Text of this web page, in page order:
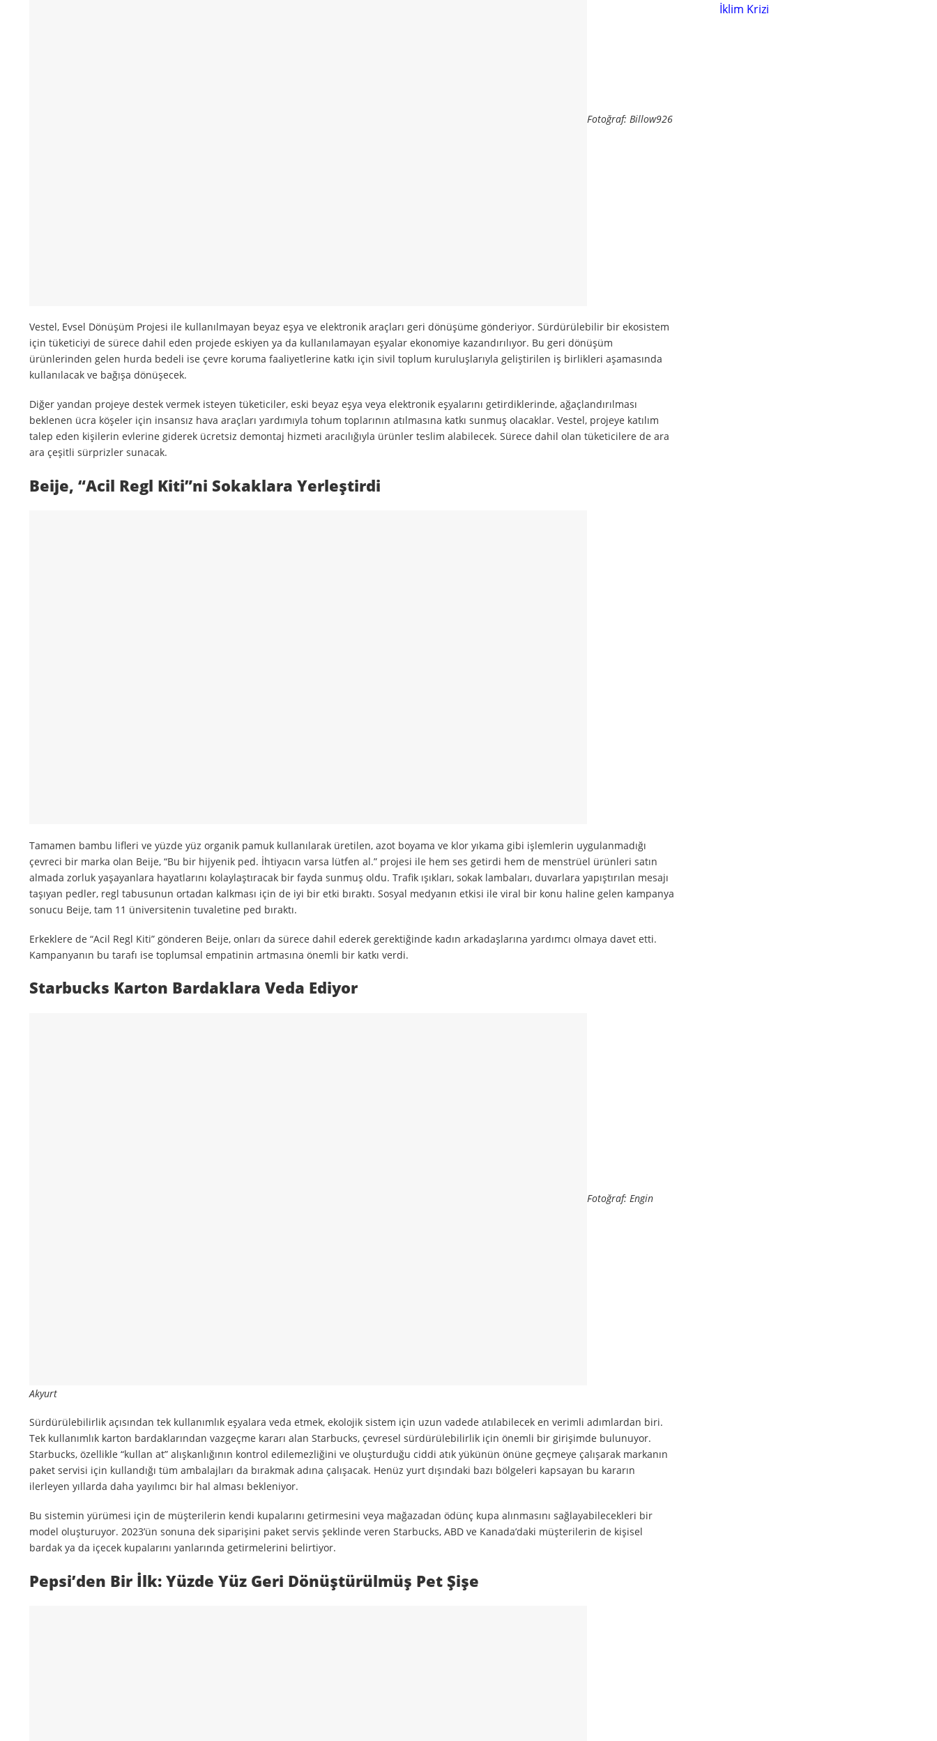
Fotoğraf: Billow926
Vestel, Evsel Dönüşüm Projesi ile kullanılmayan beyaz eşya ve elektronik araçları geri dönüşüme gönderiyor. Sürdürülebilir bir ekosistem
için tüketiciyi de sürece dahil eden projede eskiyen ya da kullanılamayan eşyalar ekonomiye kazandırılıyor. Bu geri dönüşüm
ürünlerinden gelen hurda bedeli ise çevre koruma faaliyetlerine katkı için sivil toplum kuruluşlarıyla geliştirilen iş birlikleri aşamasında
kullanılacak ve bağışa dönüşecek.
Diğer yandan projeye destek vermek isteyen tüketiciler, eski beyaz eşya veya elektronik eşyalarını getirdiklerinde, ağaçlandırılması
beklenen ücra köşeler için insansız hava araçları yardımıyla tohum toplarının atılmasına katkı sunmuş olacaklar. Vestel, projeye katılım
talep eden kişilerin evlerine giderek ücretsiz demontaj hizmeti aracılığıyla ürünler teslim alabilecek. Sürece dahil olan tüketicilere de ara
ara çeşitli sürprizler sunacak.
Beije, “Acil Regl Kiti”ni Sokaklara Yerleştirdi
Tamamen bambu lifleri ve yüzde yüz organik pamuk kullanılarak üretilen, azot boyama ve klor yıkama gibi işlemlerin uygulanmadığı
çevreci bir marka olan Beije, “Bu bir hijyenik ped. İhtiyacın varsa lütfen al.” projesi ile hem ses getirdi hem de menstrüel ürünleri satın
almada zorluk yaşayanlara hayatlarını kolaylaştıracak bir fayda sunmuş oldu. Trafik ışıkları, sokak lambaları, duvarlara yapıştırılan mesajı
taşıyan pedler, regl tabusunun ortadan kalkması için de iyi bir etki bıraktı. Sosyal medyanın etkisi ile viral bir konu haline gelen kampanya
sonucu Beije, tam 11 üniversitenin tuvaletine ped bıraktı.
Erkeklere de “Acil Regl Kiti” gönderen Beije, onları da sürece dahil ederek gerektiğinde kadın arkadaşlarına yardımcı olmaya davet etti.
Kampanyanın bu tarafı ise toplumsal empatinin artmasına önemli bir katkı verdi.
Starbucks Karton Bardaklara Veda Ediyor
Fotoğraf: Engin
Akyurt
Sürdürülebilirlik açısından tek kullanımlık eşyalara veda etmek, ekolojik sistem için uzun vadede atılabilecek en verimli adımlardan biri.
Tek kullanımlık karton bardaklarından vazgeçme kararı alan Starbucks, çevresel sürdürülebilirlik için önemli bir girişimde bulunuyor.
Starbucks, özellikle “kullan at” alışkanlığının kontrol edilemezliğini ve oluşturduğu ciddi atık yükünün önüne geçmeye çalışarak markanın
paket servisi için kullandığı tüm ambalajları da bırakmak adına çalışacak. Henüz yurt dışındaki bazı bölgeleri kapsayan bu kararın
ilerleyen yıllarda daha yayılımcı bir hal alması bekleniyor.
Bu sistemin yürümesi için de müşterilerin kendi kupalarını getirmesini veya mağazadan ödünç kupa alınmasını sağlayabilecekleri bir
model oluşturuyor. 2023’ün sonuna dek siparişini paket servis şeklinde veren Starbucks, ABD ve Kanada’daki müşterilerin de kişisel
bardak ya da içecek kupalarını yanlarında getirmelerini belirtiyor.
Pepsi’den Bir İlk: Yüzde Yüz Geri Dönüştürülmüş Pet Şişe
İklim Krizi